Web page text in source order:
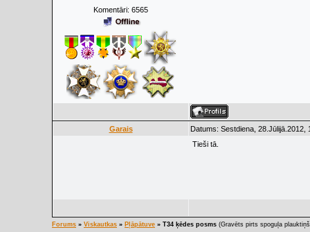
Komentāri: 6565
Garais
Datums: Sestdiena, 28.Jūlijā.2012,
Tieši tā.
Forums » Viskautkas » Pļāpātuve » T34 ķēdes posms (Gravēts pirts spoguļa